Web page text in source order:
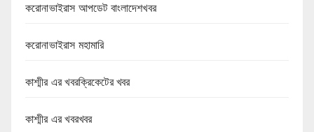
করোনাভাইরাস আপডেট বাংলাদেশখবর
করোনাভাইরাস মহামারি
কাশ্মীর এর খবরক্রিকেটের খবর
কাশ্মীর এর খবরখবর